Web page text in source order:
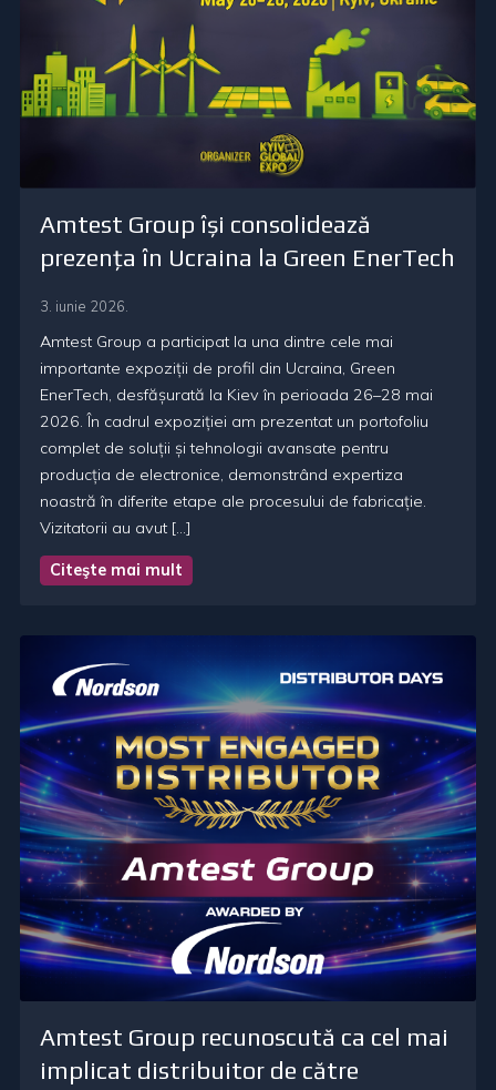
Amtest Group își consolidează
prezența în Ucraina la Green EnerTech
3. iunie 2026.
Amtest Group a participat la una dintre cele mai
importante expoziții de profil din Ucraina, Green
EnerTech, desfășurată la Kiev în perioada 26–28 mai
2026. În cadrul expoziției am prezentat un portofoliu
complet de soluții și tehnologii avansate pentru
producția de electronice, demonstrând expertiza
noastră în diferite etape ale procesului de fabricație.
Vizitatorii au avut […]
Citeşte mai mult
Amtest Group recunoscută ca cel mai
implicat distribuitor de către